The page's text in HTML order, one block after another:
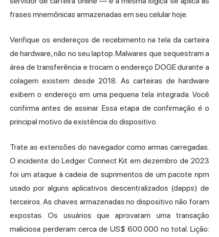
frases mnemônicas armazenadas em seu celular hoje.
Verifique os endereços de recebimento na tela da carteira
de hardware, não no seu laptop. Malwares que sequestram a
área de transferência e trocam o endereço DOGE durante a
colagem existem desde 2018. As carteiras de hardware
exibem o endereço em uma pequena tela integrada. Você
confirma antes de assinar. Essa etapa de confirmação é o
principal motivo da existência do dispositivo.
Trate as extensões do navegador como armas carregadas.
O incidente do Ledger Connect Kit em dezembro de 2023
foi um ataque à cadeia de suprimentos de um pacote npm
usado por alguns aplicativos descentralizados (dapps) de
terceiros. As chaves armazenadas no dispositivo não foram
expostas. Os usuários que aprovaram uma transação
maliciosa perderam cerca de US$ 600.000 no total. Lição: